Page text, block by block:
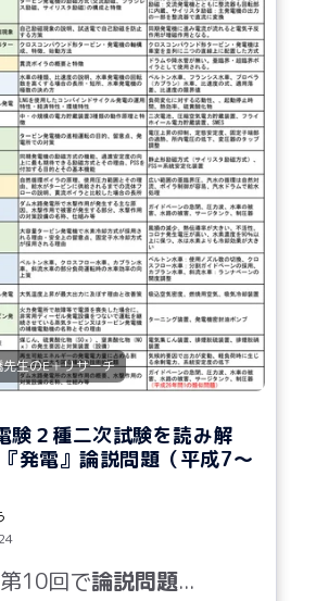
生のE＋リサーチ
験２種二次試験を読み解
発電』論説問題（平成7～
10回で論説問題...